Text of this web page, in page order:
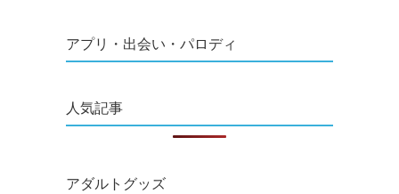
アプリ・出会い・パロディ
人気記事
アダルトグッズ